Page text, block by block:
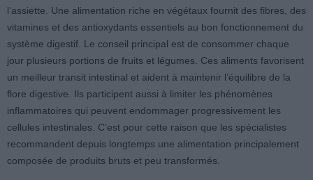
l’assiette. Une alimentation riche en végétaux fournit des fibres, des
vitamines et des antioxydants essentiels au bon fonctionnement du
système digestif. Le conseil principal est de consommer chaque
jour plusieurs portions de fruits et légumes. Ces aliments favorisent
un meilleur transit intestinal et aident à maintenir l’équilibre de la
flore digestive. Ils participent aussi à limiter les phénomènes
inflammatoires qui peuvent endommager progressivement les
cellules intestinales. C’est pour cette raison que les spécialistes
recommandent depuis longtemps une alimentation principalement
composée de produits bruts et peu transformés.